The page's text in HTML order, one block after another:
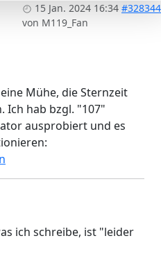
15 Jan. 2024 16:34 #328344
von M119_Fan
Mühe, die Sternzeit
Ich hab bzgl. "107"
ausprobiert und es
ich schreibe, ist "leider